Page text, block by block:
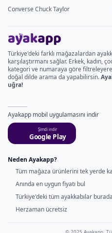
Converse Chuck Taylor
Türkiye'deki farklı mağazalardan
karşılaştırmanı sağlar. Erkek, kadın,
kategori ve numaraya göre
doğal dilde arama da yapabilirsin.
uğra!
Ayakapp mobil uygulamasını indir
Şimdi indir
Google Play
Neden Ayakapp?
Tüm mağaza ürünlerini tek yerde
Anında en uygun fiyatı bul
Türkiye'deki tüm ayakkabılar
Herzaman ücretsiz